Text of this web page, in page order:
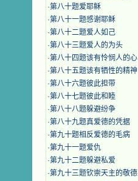
·第八十题爱耶稣
·第八十一题感谢耶稣
·第八十二题爱人如己
·第八十三题爱人的为头
·第八十四题该有怜悯人的心
·第八十五题该有牺性的精神
·第八十六题彼此担带
·第八十七题彼此和睦
·第八十八题躲避纷争
·第八十九题真爱德的凭据
·第九十题相反爱德的毛病
·第九十一题爱仇
·第九十二题躲避私爱
·第九十三题钦崇天主的敬德